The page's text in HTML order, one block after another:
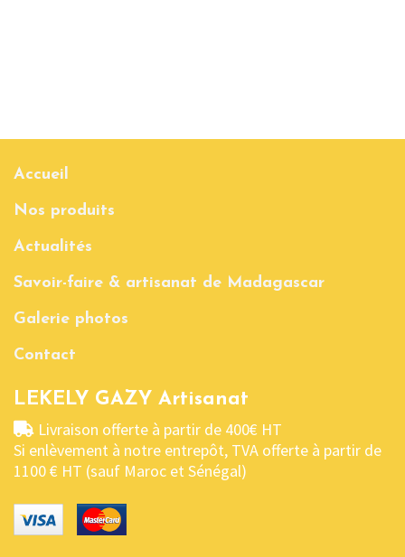
Accueil
Nos produits
Actualités
Savoir-faire & artisanat de Madagascar
Galerie photos
Contact
LEKELY GAZY Artisanat
Livraison offerte à partir de 400€ HT
Si enlèvement à notre entrepôt, TVA offerte à partir de
1100 € HT (sauf Maroc et Sénégal)